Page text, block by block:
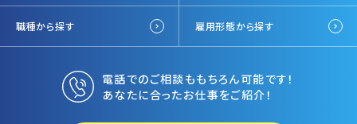
職種から探す 雇用形態から探す
電話でのご相談ももちろん可能です！
あなたに合ったお仕事をご紹介！